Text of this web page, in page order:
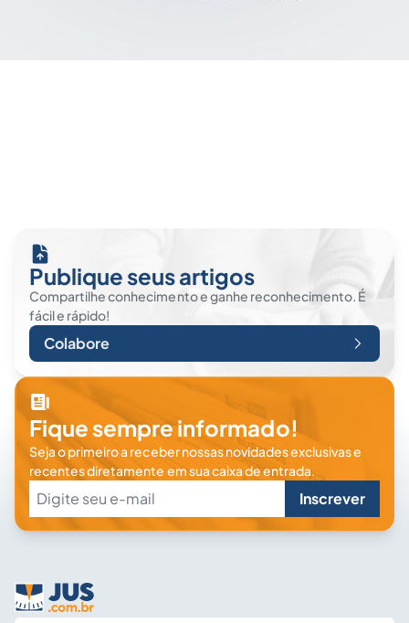
Publique seus artigos
Compartilhe conhecimento e ganhe reconhecimento. É
fácil e rápido!
Colabore
Fique sempre informado!
Seja o primeiro a receber nossas novidades exclusivas e
recentes diretamente em sua caixa de entrada.
Inscrever